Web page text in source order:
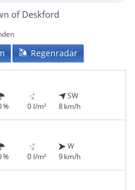
of Deskford
Regenradar
% 0 l/m²
SW
8 km/h
% 0 l/m²
W
9 km/h